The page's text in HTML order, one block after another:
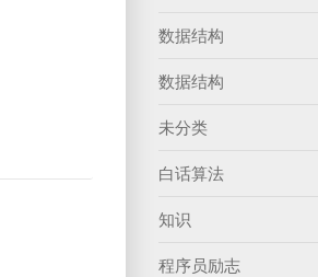
数据结构
数据结构
未分类
白话算法
知识
程序员励志